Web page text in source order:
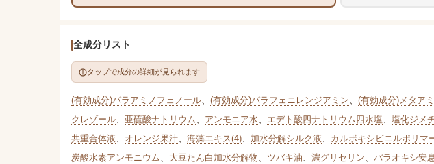
全成分リスト
タップで成分の詳細が見られます
(有効成分)パラアミノフェノール、 (有効成分)パラフェニレンジアミン、 (有効成分)メタア
クレゾール、 亜硫酸ナトリウム、 アンモニア水、 エデト酸四ナトリウム四水塩、 塩化ジメ
共重合体液、 オレンジ果汁、 海藻エキス(4)、 加水分解シルク液、 カルボキシビニルポリマ
炭酸水素アンモニウム、 大豆たん白加水分解物、 ツバキ油、 濃グリセリン、 パラオキシ安